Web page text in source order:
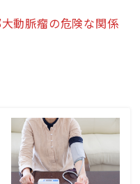
動脈瘤の危険な関係